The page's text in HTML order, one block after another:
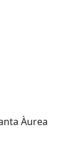
Àurea